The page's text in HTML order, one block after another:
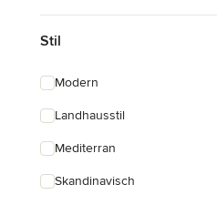
Stil
Modern
Landhausstil
Mediterran
Skandinavisch